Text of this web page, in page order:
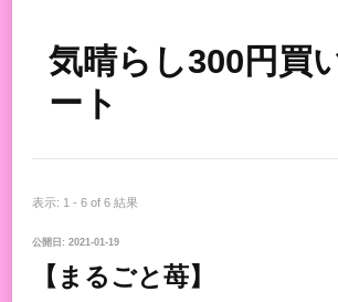
気晴らし300円買
ート
表示: 1 - 6 of 6 結果
公開日: 2021-01-19
【まるごと苺】